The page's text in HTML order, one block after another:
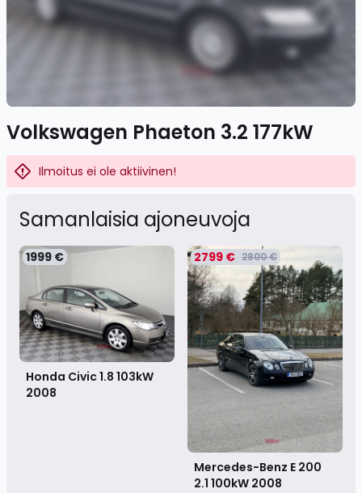
Volkswagen Phaeton 3.2 177kW
Ilmoitus ei ole aktiivinen!
Samanlaisia ​​ajoneuvoja
1999 €
Honda Civic 1.8 103kW
2008
2799 € 2800 €
Mercedes-Benz E 200
2.1 100kW 2008